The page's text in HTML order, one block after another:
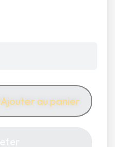
Ajouter au panier